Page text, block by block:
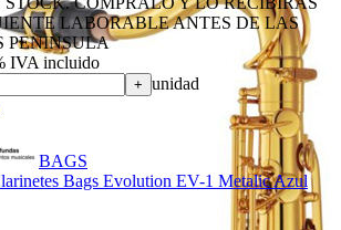
LABORABLE ANTES DE LAS
PENINSULA
IVA incluido
+ unidad
BAGS